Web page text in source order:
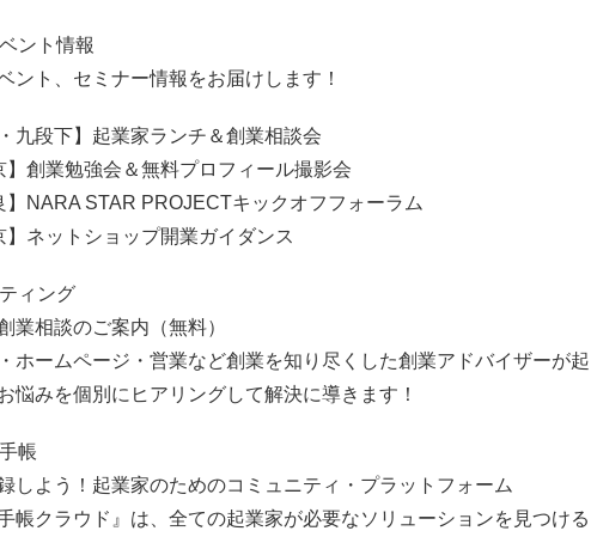
ント情報
ント、セミナー情報をお届けします！
九段下】起業家ランチ＆創業相談会
創業勉強会＆無料プロフィール撮影会
NARA STAR PROJECTキックオフフォーラム
ネットショップ開業ガイダンス
ィング
業相談のご案内（無料）
ホームページ・営業など創業を知り尽くした創業アドバイザーが起
悩みを個別にヒアリングして解決に導きます！
帳
しよう！起業家のためのコミュニティ・プラットフォーム
帳クラウド』は、全ての起業家が必要なソリューションを見つける